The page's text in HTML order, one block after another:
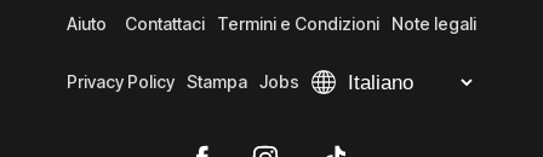
Aiuto Contattaci Termini e Condizioni Note legali
Privacy Policy Stampa Jobs